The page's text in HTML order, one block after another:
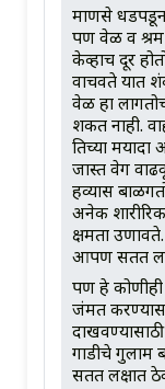
माणसे धडपडून
पण वेळ व श्रम
केव्हाच दूर
वाचवते यात
वेळ हा
शकत नाही.
तिच्या
जास्त वेग
हव्यास
अनेक
क्षमता
आपण सतत
पण हे
जंमत
गाडीचे
सतत लक्षात